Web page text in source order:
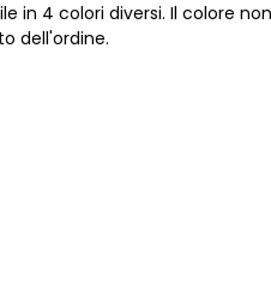
in 4 colori diversi. Il colore
dell'ordine.